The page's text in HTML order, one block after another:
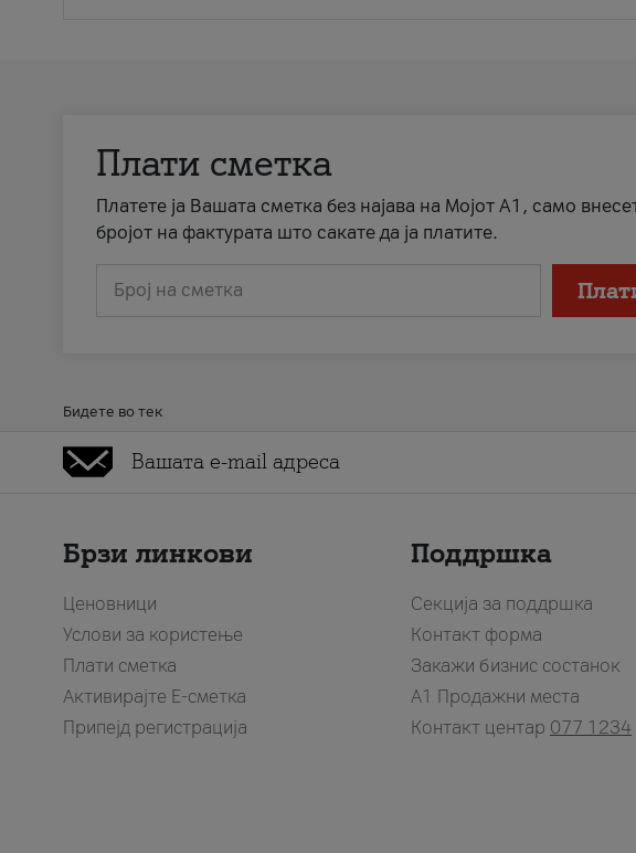
Плати сметка
Платете ја Вашата сметка без најава на Мојот А1, само
бројот на фактурата што сакате да ја платите.
Број на сметка
Бидете во тек
Брзи линкови
Ценовници
Услови за користење
Плати сметка
Активирајте Е-сметка
Припејд регистрација
Поддршка
Секција за поддршка
Контакт форма
Закажи бизнис состанок
A1 Продажни места
Контакт центар 077 1234